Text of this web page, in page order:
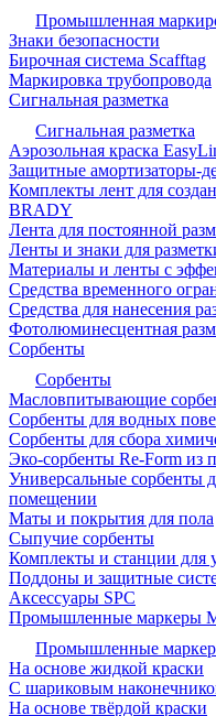
Промышленная
Знаки безопасности
Бирочная система Scafftag
Маркировка трубопровода
Сигнальная разметка
Сигнальная разметка
Аэрозольная краска
Защитные амортизаторы-
Комплекты лент для
BRADY
Лента для постоянной
Ленты и знаки для
Материалы и ленты с
Средства временного
Средства для нанесения
Фотолюминесцентная
Сорбенты
Сорбенты
Масловпитывающие
Сорбенты для водных
Сорбенты для сбора
Эко-сорбенты Re-Form из
Универсальные сорбенты
помещении
Маты и покрытия для пола
Сыпучие сорбенты
Комплекты и станции для
Поддоны и защитные
Аксессуары SPC
Промышленные маркеры
Промышленные
На основе жидкой краски
С шариковым
На основе твёрдой краски